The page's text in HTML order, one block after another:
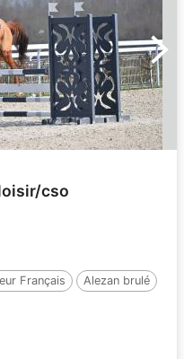
cso
Français
Alezan brulé